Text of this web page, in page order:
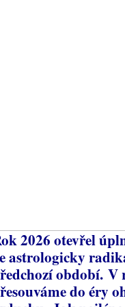
2026 otevřel
astrologicky
období. V
do éry